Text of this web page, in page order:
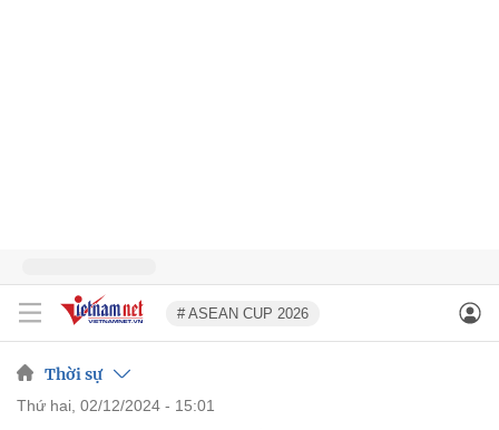
# ASEAN CUP 2026
Thời sự
thứ hai, 02/12/2024 - 15:01